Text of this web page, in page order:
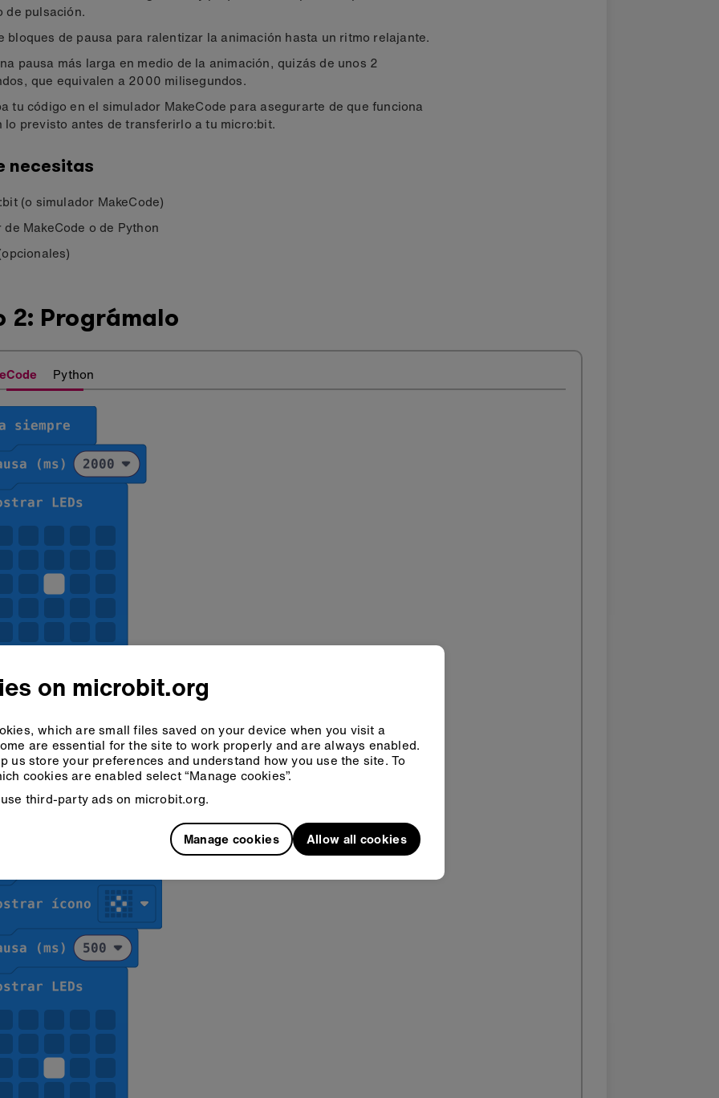
de pulsación.
bloques de pausa para ralentizar la animación hasta un ritmo relajante.
pausa más larga en medio de la animación, quizás de unos 2
que equivalen a 2000 milisegundos.
tu código en el simulador MakeCode para asegurarte de que funciona
lo previsto antes de transferirlo a tu micro:bit.
necesitas
(o simulador MakeCode)
de MakeCode o de Python
2: Prográmalo
Python
on microbit.org
which are small files saved on your device when you visit a
are essential for the site to work properly and are always enabled.
us store your preferences and understand how you use the site. To
cookies are enabled select “Manage cookies”.
third-party ads on microbit.org.
Manage cookies Allow all cookies